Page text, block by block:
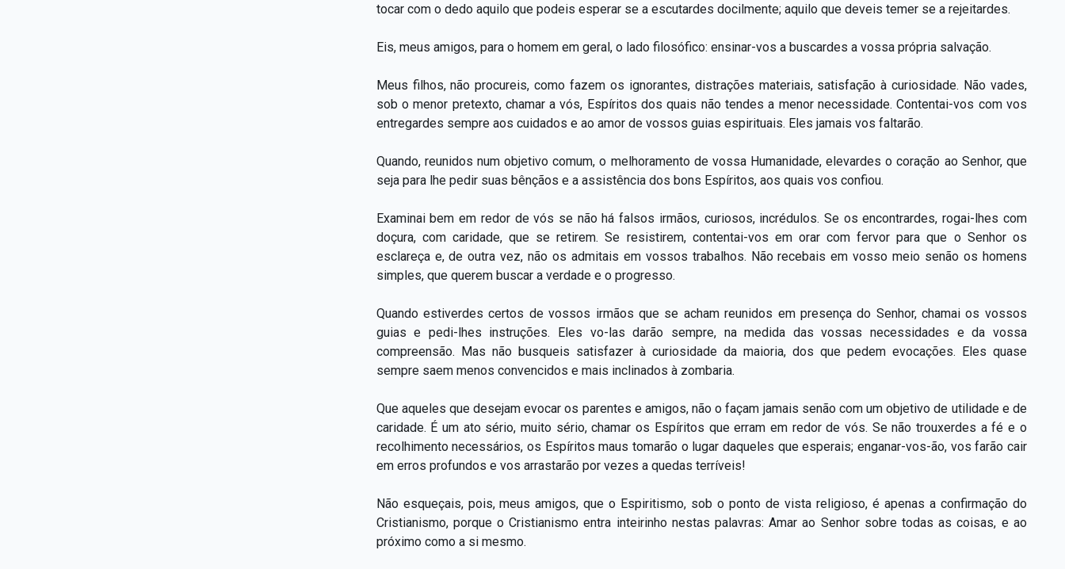
tocar com o dedo aquilo que podeis esperar se a escutardes docilmente; aquilo que deveis temer se a rejeitardes.
Eis, meus amigos, para o homem em geral, o lado filosófico: ensinar-vos a buscardes a vossa própria salvação.
Meus filhos, não procureis, como fazem os ignorantes, distrações materiais, satisfação à curiosidade. Não vades,
sob o menor pretexto, chamar a vós, Espíritos dos quais não tendes a menor necessidade. Contentai-vos com vos
entregardes sempre aos cuidados e ao amor de vossos guias espirituais. Eles jamais vos faltarão.
Quando, reunidos num objetivo comum, o melhoramento de vossa Humanidade, elevardes o coração ao Senhor, que
seja para lhe pedir suas bênçãos e a assistência dos bons Espíritos, aos quais vos confiou.
Examinai bem em redor de vós se não há falsos irmãos, curiosos, incrédulos. Se os encontrardes, rogai-lhes com
doçura, com caridade, que se retirem. Se resistirem, contentai-vos em orar com fervor para que o Senhor os
esclareça e, de outra vez, não os admitais em vossos trabalhos. Não recebais em vosso meio senão os homens
simples, que querem buscar a verdade e o progresso.
Quando estiverdes certos de vossos irmãos que se acham reunidos em presença do Senhor, chamai os vossos
guias e pedi-lhes instruções. Eles vo-las darão sempre, na medida das vossas necessidades e da vossa
compreensão. Mas não busqueis satisfazer à curiosidade da maioria, dos que pedem evocações. Eles quase
sempre saem menos convencidos e mais inclinados à zombaria.
Que aqueles que desejam evocar os parentes e amigos, não o façam jamais senão com um objetivo de utilidade e de
caridade. É um ato sério, muito sério, chamar os Espíritos que erram em redor de vós. Se não trouxerdes a fé e o
recolhimento necessários, os Espíritos maus tomarão o lugar daqueles que esperais; enganar-vos-ão, vos farão cair
em erros profundos e vos arrastarão por vezes a quedas terríveis!
Não esqueçais, pois, meus amigos, que o Espiritismo, sob o ponto de vista religioso, é apenas a confirmação do
Cristianismo, porque o Cristianismo entra inteirinho nestas palavras: Amar ao Senhor sobre todas as coisas, e ao
próximo como a si mesmo.